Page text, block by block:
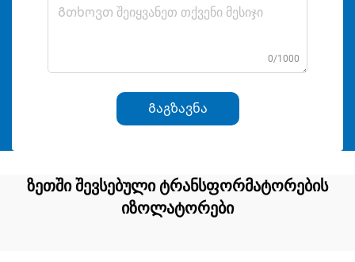
0/1000
Გაგზავნა
ზეთში შევსებული ტრანსფორმატორების
იზოლატორები